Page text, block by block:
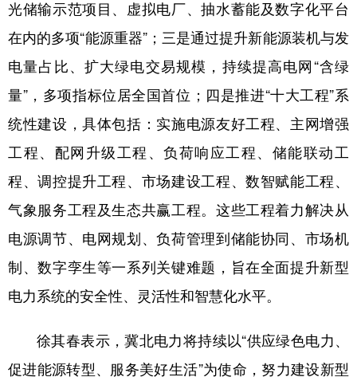
光储输示范项目、虚拟电厂、抽水蓄能及数字化平台
在内的多项“能源重器”；三是通过提升新能源装机与发
电量占比、扩大绿电交易规模，持续提高电网“含绿
量”，多项指标位居全国首位；四是推进“十大工程”系
统性建设，具体包括：实施电源友好工程、主网增强
工程、配网升级工程、负荷响应工程、储能联动工
程、调控提升工程、市场建设工程、数智赋能工程、
气象服务工程及生态共赢工程。这些工程着力解决从
电源调节、电网规划、负荷管理到储能协同、市场机
制、数字孪生等一系列关键难题，旨在全面提升新型
电力系统的安全性、灵活性和智慧化水平。
徐其春表示，冀北电力将持续以“供应绿色电力、
促进能源转型、服务美好生活”为使命，努力建设新型